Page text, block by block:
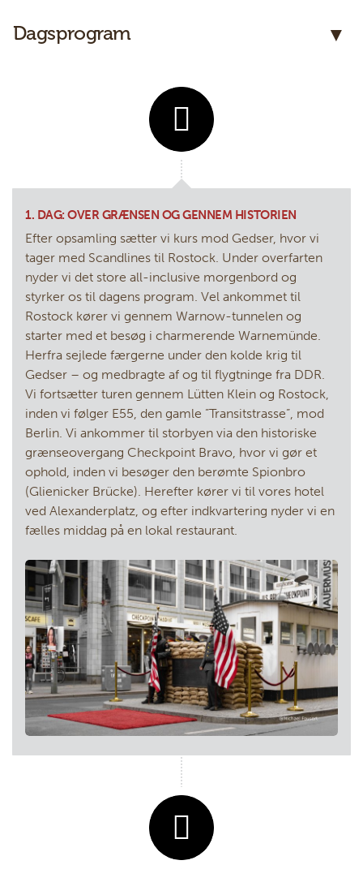
E-mail:
Panter Rejser
Damhaven 3B 1. sal
DK-7100
KONTAKTFORMULAR RING TIL OS
Dagsprogram
1. DAG: OVER GRÆNSEN OG GENNEM HISTORIEN
Efter opsamling sætter vi kurs mod Gedser, hvor vi
tager med Scandlines til Rostock. Under overfarten
nyder vi det store all-inclusive morgenbord og
styrker os til dagens program. Vel ankommet til
Rostock kører vi gennem Warnow-tunnelen og
starter med et besøg i charmerende Warnemünde.
Herfra sejlede færgerne under den kolde krig til
Gedser – og medbragte af og til flygtninge fra DDR.
Vi fortsætter turen gennem Lütten Klein og Rostock,
inden vi følger E55, den gamle ”Transitstrasse”, mod
Berlin. Vi ankommer til storbyen via den historiske
grænseovergang Checkpoint Bravo, hvor vi gør et
ophold, inden vi besøger den berømte Spionbro
(Glienicker Brücke). Herefter kører vi til vores hotel
ved Alexanderplatz, og efter indkvartering nyder vi en
fælles middag på en lokal restaurant.